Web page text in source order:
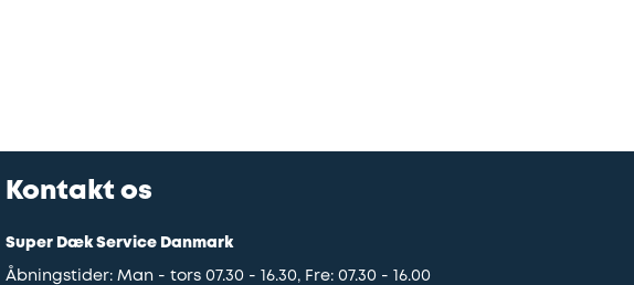
Kontakt os
Super Dæk Service Danmark
Åbningstider: Man - tors 07.30 - 16.30, Fre: 07.30 - 16.00